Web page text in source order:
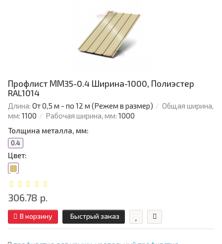
Профлист ММ35-0.4 Ширина-1000, Полиэстер
RAL1014
Длина: От 0,5 м - по 12 м (Режем в размер)
Общая ширина,
мм: 1100 Рабочая ширина, мм: 1000
Толщина металла, мм:
0.4
Цвет:
306.78 р.
В корзину Быстрый заказ